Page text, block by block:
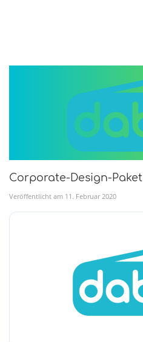
Corporate-Design-Paket
Veröffentlicht am 11 . Februar 2020